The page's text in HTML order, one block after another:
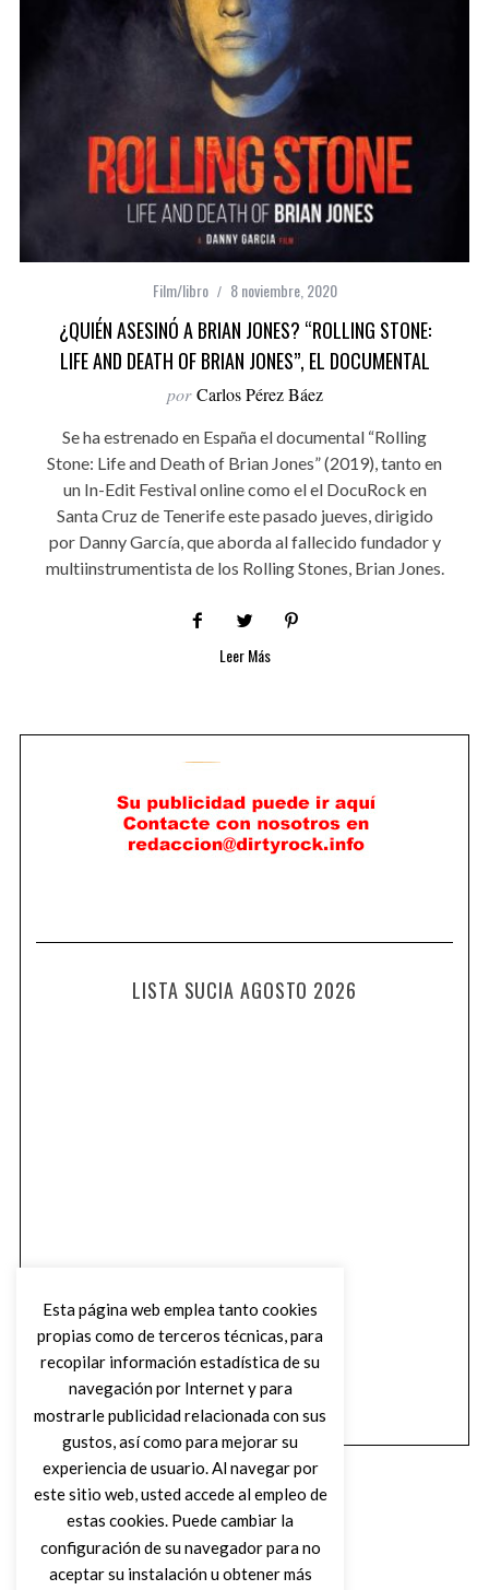
Film/libro 8 noviembre, 2020
¿QUIÉN ASESINÓ A BRIAN JONES? “ROLLING STONE:
LIFE AND DEATH OF BRIAN JONES”, EL DOCUMENTAL
por Carlos Pérez Báez
Se ha estrenado en España el documental “Rolling
Stone: Life and Death of Brian Jones” (2019), tanto en
un In-Edit Festival online como el el DocuRock en
Santa Cruz de Tenerife este pasado jueves, dirigido
por Danny García, que aborda al fallecido fundador y
multiinstrumentista de los Rolling Stones, Brian Jones.
Leer Más
LISTA SUCIA AGOSTO 2026
Esta página web emplea tanto cookies
propias como de terceros técnicas, para
recopilar información estadística de su
navegación por Internet y para
mostrarle publicidad relacionada con sus
gustos, así como para mejorar su
experiencia de usuario. Al navegar por
este sitio web, usted accede al empleo de
estas cookies. Puede cambiar la
configuración de su navegador para no
aceptar su instalación u obtener más